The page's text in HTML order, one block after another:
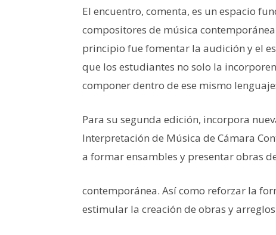
El encuentro, comenta, es un espacio
compositores de música
principio fue fomentar la audición y el
que los estudiantes no solo la
componer dentro de ese mismo
Para su segunda edición, incorpora
Interpretación de Música de Cámara
a formar ensambles y presentar obras
contemporánea. Así como reforzar la
estimular la creación de obras y